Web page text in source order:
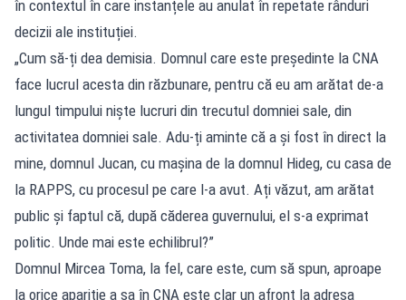
în contextul în care instanțele au anulat în repetate rânduri
decizii ale instituției.
„Cum să-ți dea demisia. Domnul care este președinte la CNA
face lucrul acesta din răzbunare, pentru că eu am arătat de-a
lungul timpului niște lucruri din trecutul domniei sale, din
activitatea domniei sale. Adu-ți aminte că a și fost în direct la
mine, domnul Jucan, cu mașina de la domnul Hideg, cu casa de
la RAPPS, cu procesul pe care l-a avut. Ați văzut, am arătat
public și faptul că, după căderea guvernului, el s-a exprimat
politic. Unde mai este echilibrul?”
Domnul Mircea Toma, la fel, care este, cum să spun, aproape
la orice apariție a sa în CNA este clar un afront la adresa